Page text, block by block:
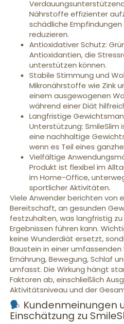
Nährstoffe effizienter
schädliche
reduzieren.
Antioxidativer Schutz:
Antioxidantien, die
unterstützen können.
Stabile Stimmung und
Mikronährstoffe wie Zink
einem ausgewogenen
während einer Diät
Langfristige
Unterstützung:
eine nachhaltige
wenn es Teil eines
Vielfältige
Produkt ist flexibel im
im Home-Office,
sportlicher Aktivitäten.
Viele Anwender berichten von
Bereitschaft, an gesunden
festzuhalten, was langfristig
Ergebnissen führen kann.
keine Wunderdiät ersetzt,
Baustein in einer
Ernährung, Bewegung, Schlaf
umfasst. Die Wirkung hängt
Faktoren ab, einschließlich
Aktivitätsniveau und der
Kundenmeinungen
Einschätzung zu